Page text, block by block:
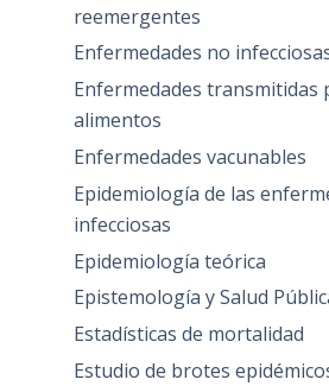
reemergentes
Enfermedades no
Enfermedades transmitidas
alimentos
Enfermedades vacunables
Epidemiología de las
infecciosas
Epidemiología teórica
Epistemología y Salud
Estadísticas de mortalidad
Estudio de brotes